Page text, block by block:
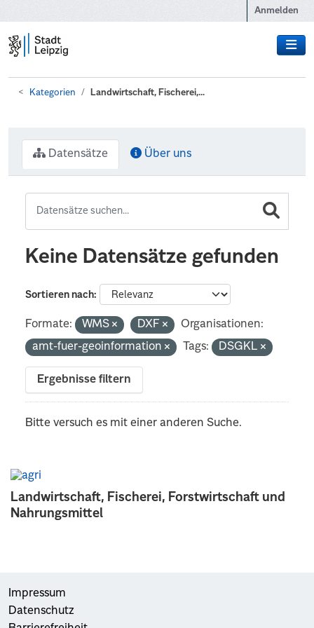
Anmelden
Kategorien Landwirtschaft, Fischerei,...
Landwirtschaft, Fischerei, Forstwirtschaft und
Nahrungsmittel
Datensätze Über uns
Keine Datensätze gefunden
Sortieren nach
Formate: WMS DXF
Organisationen:
amt-fuer-geoinformation
Tags: DSGKL
Ergebnisse filtern
Bitte versuch es mit einer anderen Suche.
Impressum
Datenschutz